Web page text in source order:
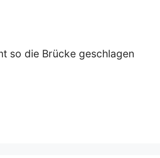
so die Brücke geschlagen